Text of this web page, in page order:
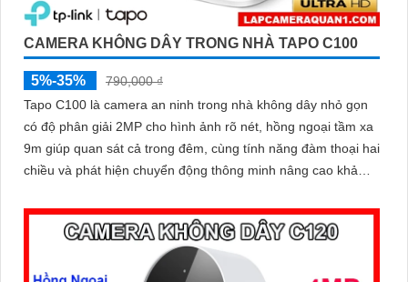
CAMERA KHÔNG DÂY TRONG NHÀ TAPO C100
5%-35%
790,000 ₫
Tapo C100 là camera an ninh trong nhà không dây nhỏ gọn
có độ phân giải 2MP cho hình ảnh rõ nét, hồng ngoại tầm xa
9m giúp quan sát cả trong đêm, cùng tính năng đàm thoại hai
chiều và phát hiện chuyển động thông minh nâng cao khả
lý qua ứng dụng, Tapo C100 mang đến sự an tâm trọn vẹn
chỉ trong vài thao tác giá rẻ